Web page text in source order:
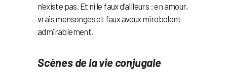
n’existe pas. Et ni le faux d’ailleurs : en amour,
vrais mensonges et faux aveux mirobolent
admirablement.
Scènes de la vie conjugale